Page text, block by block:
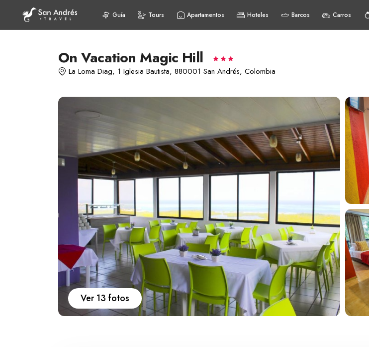
Guía Tours Apartamentos Hoteles Barcos Carros
On Vacation Magic Hill
La Loma Diag, 1 Iglesia Bautista, 880001 San Andrés, Colombia
Ver 13 fotos